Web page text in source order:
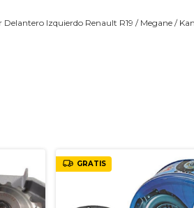
Delantero Izquierdo Renault R19 / Megane /
GRATIS